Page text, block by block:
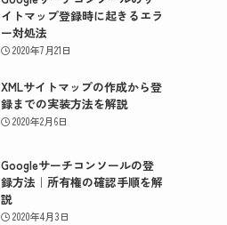
イトマップ登録時に起きるエラ
ー対処法
2020年7月21日
XMLサイトマップの作成から登
録までの実装方法を解説
2020年2月6日
Googleサーチコンソールの登
録方法｜所有権の確認手順を解
説
2020年4月3日